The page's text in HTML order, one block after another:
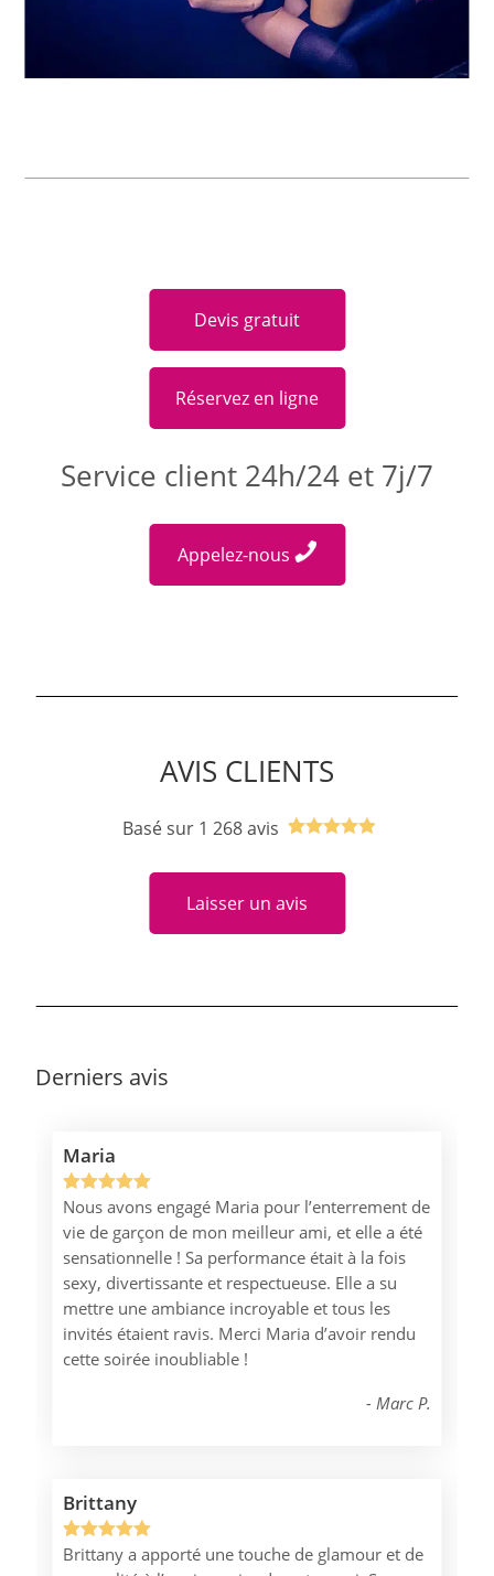
Devis gratuit
Réservez en ligne
Service client 24h/24 et 7j/7
Appelez-nous
AVIS CLIENTS
Basé sur 1 268 avis
sur 5
basé sur
notation
Laisser un avis
Derniers avis
Maria
Noté5.00
sur 5
basé sur
1
notation
client
Nous avons engagé Maria pour l’enterrement de
vie de garçon de mon meilleur ami, et elle a été
sensationnelle ! Sa performance était à la fois
sexy, divertissante et respectueuse. Elle a su
mettre une ambiance incroyable et tous les
invités étaient ravis. Merci Maria d’avoir rendu
cette soirée inoubliable !
Marc P.
Brittany
Noté5.00
1
Brittany a apporté une touche de glamour et de